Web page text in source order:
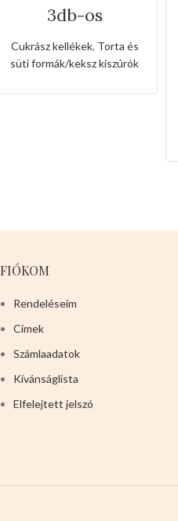
3db-os
kiszúró készlet
fagyi és muffin
alakkal
Cukrász kellékek, Torta és
süti formák/keksz kiszúrók
FIÓKOM
Rendeléseim
Címek
Számlaadatok
Kívánságlista
Elfelejtett jelszó